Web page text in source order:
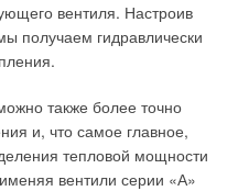
вентиля. Настроив
получаем гидравлически
также более точно
и, что самое главное,
тепловой мощности
вентили серии «А»